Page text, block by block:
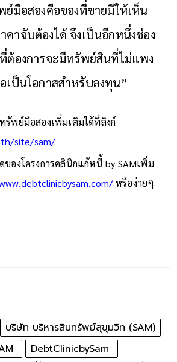
ย์มือสองคือของที่ขายมีให้เห็น
คาจับต้องได้ จึงเป็นอีกหนึ่งช่อง
ต้องการจะมีทรัพย์สินที่ไม่แพง
เป็นโอกาสสำหรับลงทุน”
รัพย์มือสองเพิ่มเติมได้ที่ลิงก์
site/sam/
ของโครงการคลินิกแก้หนี้ by SAMเพิ่ม
หรือง่ายๆ
บริษัท บริหารสินทรัพย์สุขุมวิท (SAM)
DebtClinicbySam